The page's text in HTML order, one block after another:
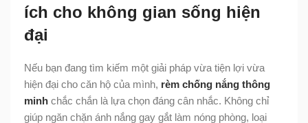
ích cho không gian sống hiện
đại
Nếu bạn đang tìm kiếm một giải pháp vừa tiện lợi vừa
hiện đại cho căn hộ của mình, rèm chống nắng thông
minh chắc chắn là lựa chọn đáng cân nhắc. Không chỉ
giúp ngăn chặn ánh nắng gay gắt làm nóng phòng, loại